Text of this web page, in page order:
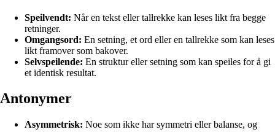
Speilvendt: Når en tekst eller tallrekke kan leses likt fra begge
retninger.
Omgangsord: En setning, et ord eller en tallrekke som kan leses
likt framover som bakover.
Selvspeilende: En struktur eller setning som kan speiles for å gi
et identisk resultat.
Antonymer
Asymmetrisk: Noe som ikke har symmetri eller balanse, og